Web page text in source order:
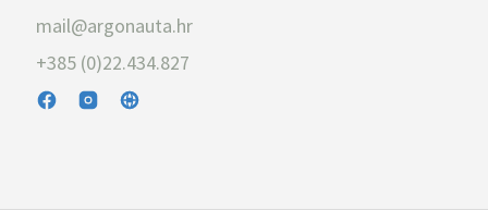
mail@argonauta.hr
+385 (0)22.434.827